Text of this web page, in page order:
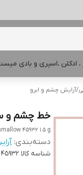
ادکلن ،اسپری و بادی
/آرایش چشم و ابرو
خط چشم و
45932 1.5 g
دسته‌بندی:
شناسه کالا ۴۵۹۳۲